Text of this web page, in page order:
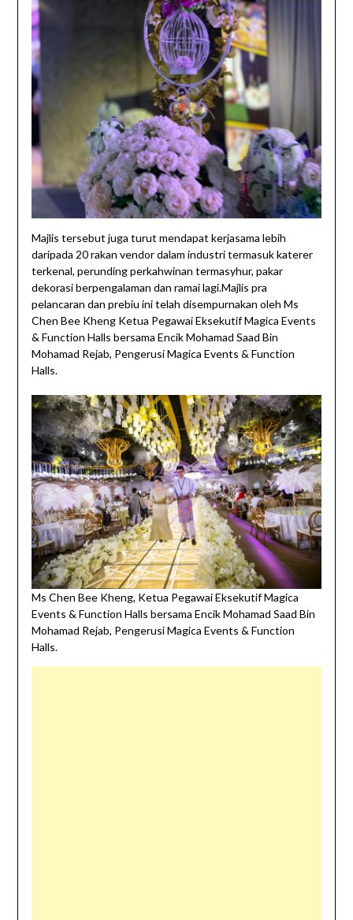
Majlis tersebut juga turut mendapat kerjasama lebih
daripada 20 rakan vendor dalam industri termasuk katerer
terkenal, perunding perkahwinan termasyhur, pakar
dekorasi berpengalaman dan ramai lagi.Majlis pra
pelancaran dan prebiu ini telah disempurnakan oleh Ms
Chen Bee Kheng Ketua Pegawai Eksekutif Magica Events
& Function Halls bersama Encik Mohamad Saad Bin
Mohamad Rejab, Pengerusi Magica Events & Function
Halls.
Ms Chen Bee Kheng, Ketua Pegawai Eksekutif Magica
Events & Function Halls bersama Encik Mohamad Saad Bin
Mohamad Rejab, Pengerusi Magica Events & Function
Halls.